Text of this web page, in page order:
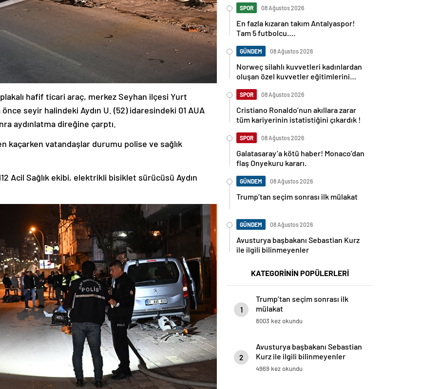
hafif ticari araç, merkez Seyhan ilçesi Yurt
seyir halindeki Aydın U. (52) idaresindeki 01 AUA
aydınlatma direğine çarptı.
kaçarken vatandaşlar durumu polise ve sağlık
Acil Sağlık ekibi, elektrikli bisiklet sürücüsü Aydın
SPOR 08 Ağustos 2026
En fazla kızaran takım Antalyaspor!
Tam 5 futbolcu….
GÜNDEM 08 Ağustos 2026
Norweç silahlı kuvvetleri kadınlardan
oluşan özel kuvvetler eğitimlerini
SPOR 08 Ağustos 2026
Cristiano Ronaldo’nun akıllara zarar
tüm kariyerinin istatistiğini çıkardık !
SPOR 08 Ağustos 2026
Galatasaray’a kötü haber! Monaco’dan
flaş Onyekuru kararı.
GÜNDEM 08 Ağustos 2026
Trump’tan seçim sonrası ilk mülakat
GÜNDEM 08 Ağustos 2026
Avusturya başbakanı Sebastian Kurz
ile ilgili bilinmeyenler
KATEGORİNİN POPÜLERLERİ
1
Trump’tan seçim sonrası ilk
mülakat
8003 kez okundu
2
Avusturya başbakanı Sebastian
Kurz ile ilgili bilinmeyenler
4969 kez okundu